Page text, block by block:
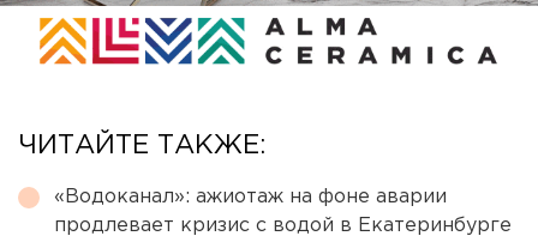
ЧИТАЙТЕ ТАКЖЕ:
«Водоканал»: ажиотаж на фоне аварии
продлевает кризис с водой в Екатеринбурге